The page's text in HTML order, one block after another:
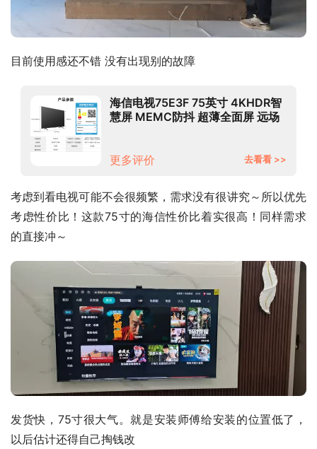
目前使用感还不错 没有出现别的故障
海信电视75E3F 75英寸 4KHDR智
慧屏 MEMC防抖 超薄全面屏 远场
更多评价
去看看 >>
考虑到看电视可能不会很频繁，需求没有很讲究～所以优先
考虑性价比！这款75寸的海信性价比着实很高！同样需求
的直接冲～
发货快，75寸很大气。就是安装师傅给安装的位置低了，
以后估计还得自己掏钱改